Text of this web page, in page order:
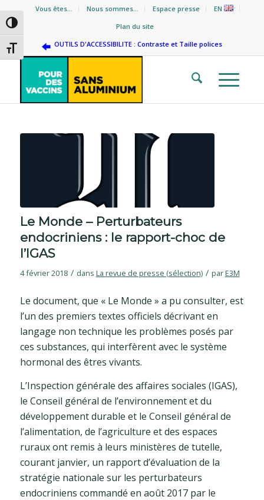
Passer en contraste élevé
Changer la taille de la police
Vous êtes… Nous sommes… Espace presse
EN
Plan du site
OUTILS D'ACCESSIBILITE : Contraste et Taille polices
Le Monde – Perturbateurs
endocriniens : le rapport-choc de
l’IGAS
4 février 2018 / dans La revue de presse (sélection) / parE3M
Le document, que « Le Monde » a pu consulter, est
l’un des premiers textes officiels décrivant en
langage non technique les problèmes posés par
ces substances, qui interfèrent avec le système
hormonal des êtres vivants.
L’Inspection générale des affaires sociales (IGAS),
le Conseil général de l’environnement et du
développement durable et le Conseil général de
l’alimentation, de l’agriculture et des espaces
ruraux ont remis à leurs ministères de tutelle,
courant janvier, un rapport d’évaluation de la
stratégie nationale sur les perturbateurs
endocriniens commandé en août 2017 par le